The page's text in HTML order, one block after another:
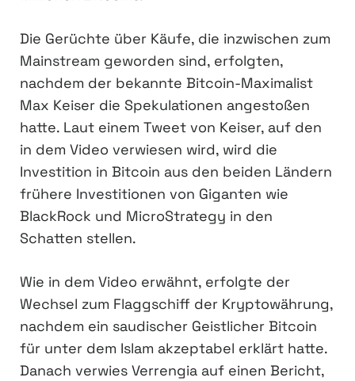
Die Gerüchte über Käufe, die inzwischen zum
Mainstream geworden sind, erfolgten,
nachdem der bekannte Bitcoin-Maximalist
Max Keiser die Spekulationen angestoßen
hatte. Laut einem Tweet von Keiser, auf den
in dem Video verwiesen wird, wird die
Investition in Bitcoin aus den beiden Ländern
frühere Investitionen von Giganten wie
BlackRock und MicroStrategy in den
Schatten stellen.
Wie in dem Video erwähnt, erfolgte der
Wechsel zum Flaggschiff der Kryptowährung,
nachdem ein saudischer Geistlicher Bitcoin
für unter dem Islam akzeptabel erklärt hatte.
Danach verwies Verrengia auf einen Bericht,